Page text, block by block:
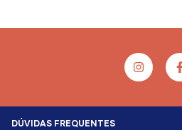
DÚVIDAS FREQUENTES